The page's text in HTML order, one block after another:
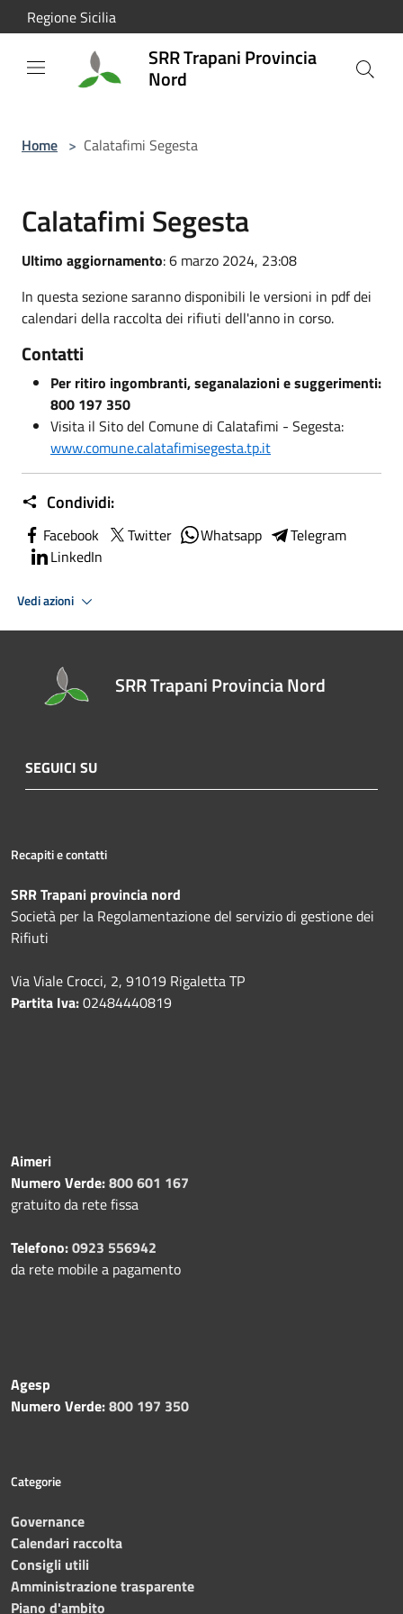
Salta al contenuto principale
Regione Sicilia
SRR Trapani Provincia
Nord
Home > Calatafimi Segesta
Calatafimi Segesta
Ultimo aggiornamento: 6 marzo 2024, 23:08
In questa sezione saranno disponibili le versioni in pdf dei
calendari della raccolta dei rifiuti dell'anno in corso.
Contatti
Per ritiro ingombranti, seganalazioni e suggerimenti:
800 197 350
Visita il Sito del Comune di Calatafimi - Segesta:
www.comune.calatafimisegesta.tp.it
Condividi:
Facebook Twitter Whatsapp
Telegram
LinkedIn
Vedi azioni
SRR Trapani Provincia Nord
SEGUICI SU
Recapiti e contatti
SRR Trapani provincia nord
Società per la Regolamentazione del servizio di gestione dei
Rifiuti
Via Viale Crocci, 2, 91019 Rigaletta TP
Partita Iva:02484440819
Aimeri
Numero Verde:800 601 167
gratuito da rete fissa
Telefono:0923 556942
da rete mobile a pagamento
Agesp
Numero Verde:800 197 350
Categorie
Governance
Calendari raccolta
Consigli utili
Amministrazione trasparente
Piano d'ambito